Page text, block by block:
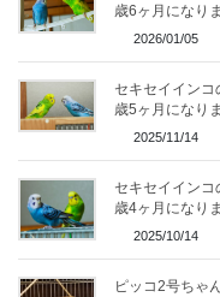
歳6ヶ月になり
2026/01/05
セキセイイン
歳5ヶ月になり
2025/11/14
セキセイイン
歳4ヶ月になり
2025/10/14
ピッコ2号ちゃ